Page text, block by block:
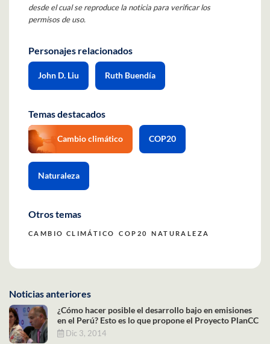
desde el cual se reproduce la noticia para verificar los
permisos de uso.
Personajes relacionados
John D. Liu Ruth Buendía
Temas destacados
Cambio climático COP20
Naturaleza
Otros temas
CAMBIO CLIMÁTICO COP20 NATURALEZA
Noticias anteriores
¿Cómo hacer posible el desarrollo bajo en emisiones
en el Perú? Esto es lo que propone el Proyecto PlanCC
Dic 3, 2014